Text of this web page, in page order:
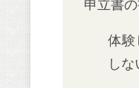
申立書
体験
しな